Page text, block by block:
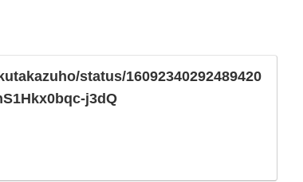
status/16092340292489420
j3dQ